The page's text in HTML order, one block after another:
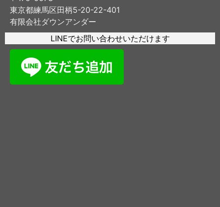
東京都練馬区田柄5-20-22-401
有限会社ダウンアンダー
LINEでお問い合わせいただけます